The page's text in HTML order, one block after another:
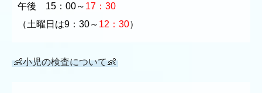
午後 15：00～ 17：30
（土曜日は9：30～ 12：30）
👶小児の検査について👶